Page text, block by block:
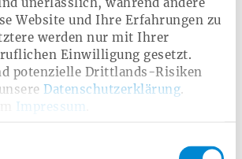
Website und Ihre Erfahrungen zu
werden nur mit Ihrer
Einwilligung gesetzt.
potenzielle Drittlands-Risiken
Datenschutzerklärung.
Impressum
Nehmen Sie das Medikament nur
ein.
Absetzen:Sie sollten die Dosis
– und nicht plötzlich aufhören mit